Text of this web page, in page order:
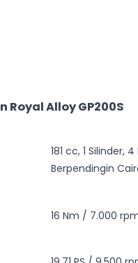
Royal Alloy GP200S
181 cc, 1 Silinder,
Berpendingin
16 Nm / 7.000